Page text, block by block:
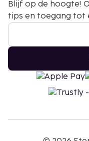
Blijf op de hoogte!
tips en toegang tot